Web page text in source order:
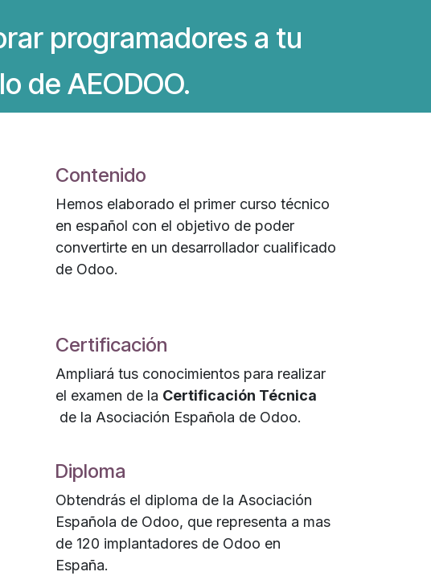
programadores a tu
de AEODOO.
Contenido
Hemos elaborado el primer curso técnico
en español con el objetivo de poder
convertirte en un desarrollador cualificado
de Odoo.
Certificación
Ampliará tus conocimientos para realizar
el examen de la Certificación Técnica
de la Asociación Española de Odoo.
Diploma
Obtendrás el diploma de la Asociación
Española de Odoo, que representa a mas
de 120 implantadores de Odoo en
España.